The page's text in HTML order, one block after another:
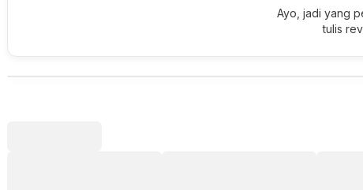
Ayo, jadi yang
tulis